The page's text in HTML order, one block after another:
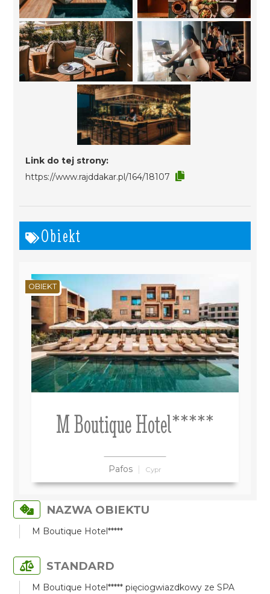
Link do tej strony:
https://www.rajddakar.pl/164/18107
Obiekt
M Boutique Hotel*****
Pafos Cypr
OBIEKT
NAZWA OBIEKTU
M Boutique Hotel*****
STANDARD
M Boutique Hotel***** pięciogwiazdkowy ze SPA